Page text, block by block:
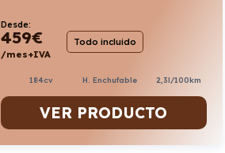
Desde:
459€
/mes+IVA
Todo incluido
184cv H. Enchufable 2,3l/100km
VER PRODUCTO